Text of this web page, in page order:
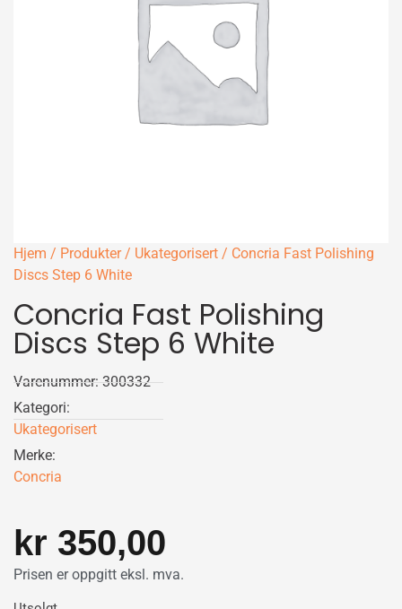
Hjem / Produkter/ Ukategorisert / Concria Fast Polishing
Discs Step 6 White
Concria Fast Polishing
Discs Step 6 White
Varenummer: 300332
Kategori:
Ukategorisert
Merke:
Concria
kr 350,00
Prisen er oppgitt eksl. mva.